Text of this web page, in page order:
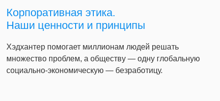
Корпоративная этика.
Наши ценности и принципы
Хэдхантер помогает миллионам людей решать
множество проблем, а обществу — одну глобальную
социально-экономическую — безработицу.